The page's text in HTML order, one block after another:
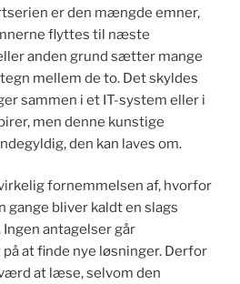
er den mængde emner,
flyttes til næste
anden grund sætter mange
mellem de to. Det skyldes
sammen i et IT-system eller i
men denne kunstige
den kan laves om.
fornemmelsen af, hvorfor
gange bliver kaldt en slags
antagelser går
at finde nye løsninger. Derfor
at læse, selvom den